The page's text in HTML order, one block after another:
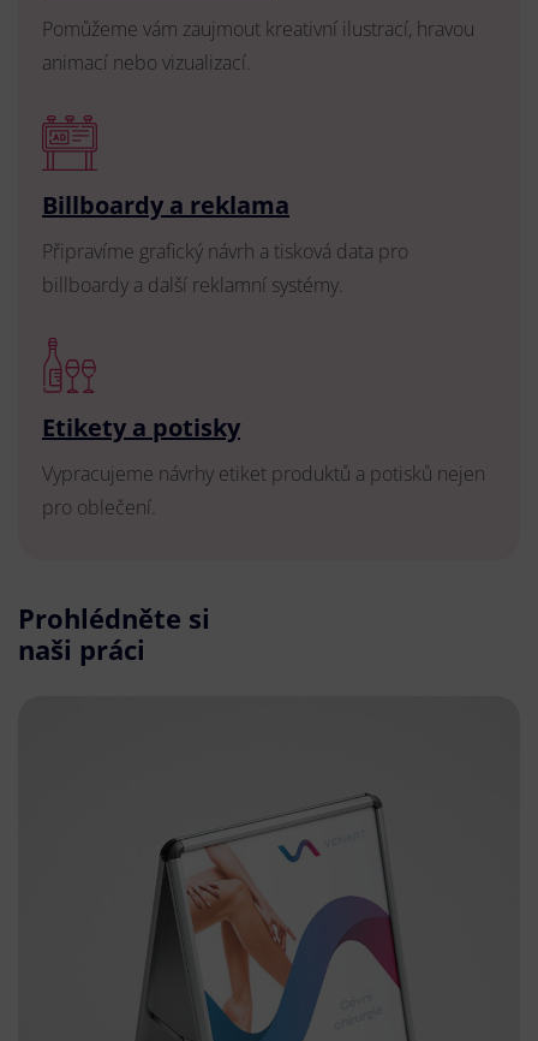
Pomůžeme vám zaujmout kreativní ilustrací, hravou
animací nebo vizualizací.
Billboardy a reklama
Připravíme grafický návrh a tisková data pro
billboardy a další reklamní systémy.
Etikety a potisky
Vypracujeme návrhy etiket produktů a potisků nejen
pro oblečení.
Prohlédněte si
naši práci